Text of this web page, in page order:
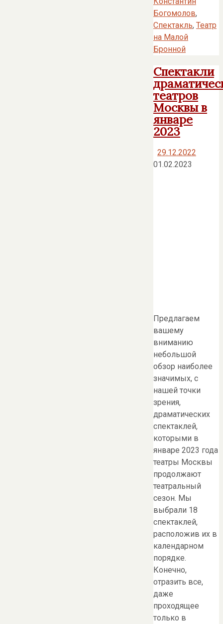
Богомолов,
Спектакль, Театр
на Малой
Бронной
Спектакли
театров
Москвы в
январе
2023
29.12.2022
01.02.2023
Предлагаем
вашему
вниманию
небольшой
обзор наиболее
значимых, с
нашей точки
зрения,
драматических
спектаклей,
которыми в
январе 2023 года
театры Москвы
продолжают
театральный
сезон. Мы
выбрали 18
спектаклей,
расположив их в
календарном
порядке.
Конечно,
отразить все,
даже
проходящее
только в